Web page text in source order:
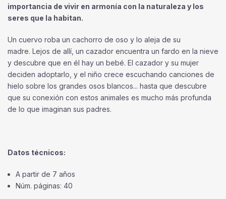
importancia de vivir en armonía con la naturaleza y los
seres que la habitan.
Un cuervo roba un cachorro de oso y lo aleja de su
madre. Lejos de allí, un cazador encuentra un fardo en la nieve
y descubre que en él hay un bebé. El cazador y su mujer
deciden adoptarlo, y el niño crece escuchando canciones de
hielo sobre los grandes osos blancos... hasta que descubre
que su conexión con estos animales es mucho más profunda
de lo que imaginan sus padres.
Datos técnicos:
A partir de 7 años
Núm. páginas: 40